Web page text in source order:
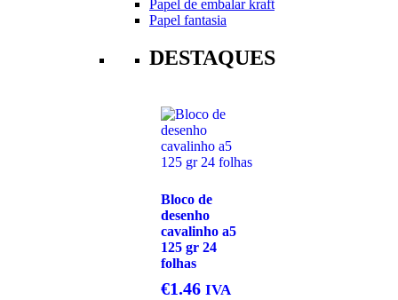
Papel de embalar kraft
Papel fantasia
DESTAQUES
Bloco de
desenho
cavalinho a5
125 gr 24
folhas
€1.46 IVA